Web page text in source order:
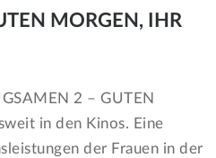
MORGEN, IHR
2 – GUTEN
in den Kinos. Eine
der Frauen in der